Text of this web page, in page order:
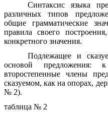
Синтаксис языка
различных типов
общие грамматические
правила своего
конкретного значения.
Подлежащее и
основой предложения:
второстепенные члены
сказуемом, как на опорах,
№ 2).
таблица № 2